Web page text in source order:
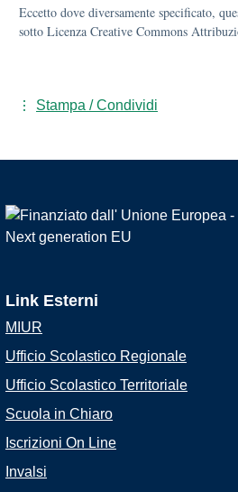
Eccetto dove diversamente specificato,
sotto Licenza Creative Commons
Stampa / Condividi
Link Esterni
MIUR
Ufficio Scolastico Regionale
Ufficio Scolastico Territoriale
Scuola in Chiaro
Iscrizioni On Line
Invalsi